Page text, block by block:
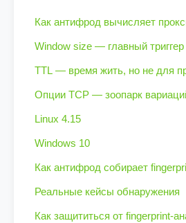
Как антифрод вычисляет
Window size — главный триггер
TTL — время жить, но не для
Опции TCP — зоопарк
Linux 4.15
Windows 10
Как антифрод собирает
Реальные кейсы обнаружения
Как защититься от fingerprint-